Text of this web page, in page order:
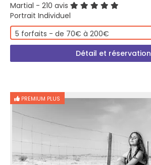
Martial - 210 avis
Portrait Individuel
5 forfaits - de 70€ à 200€
Détail et réservation
PREMIUM PLUS